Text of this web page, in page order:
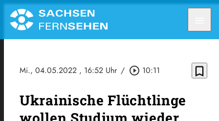
Mi., 04.05.2022 , 16:52 Uhr / play_circle_outline 10:11 bookmark_border
Ukrainische Flüchtlinge